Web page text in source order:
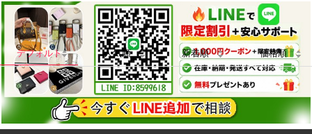
デフォルト 人気順 新着順 価格順